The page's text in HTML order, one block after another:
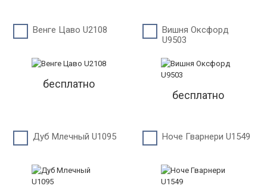
Венге Цаво U2108
бесплатно
Вишня Оксфорд
U9503
бесплатно
Дуб Млечный U1095 Ноче Гварнери U1549